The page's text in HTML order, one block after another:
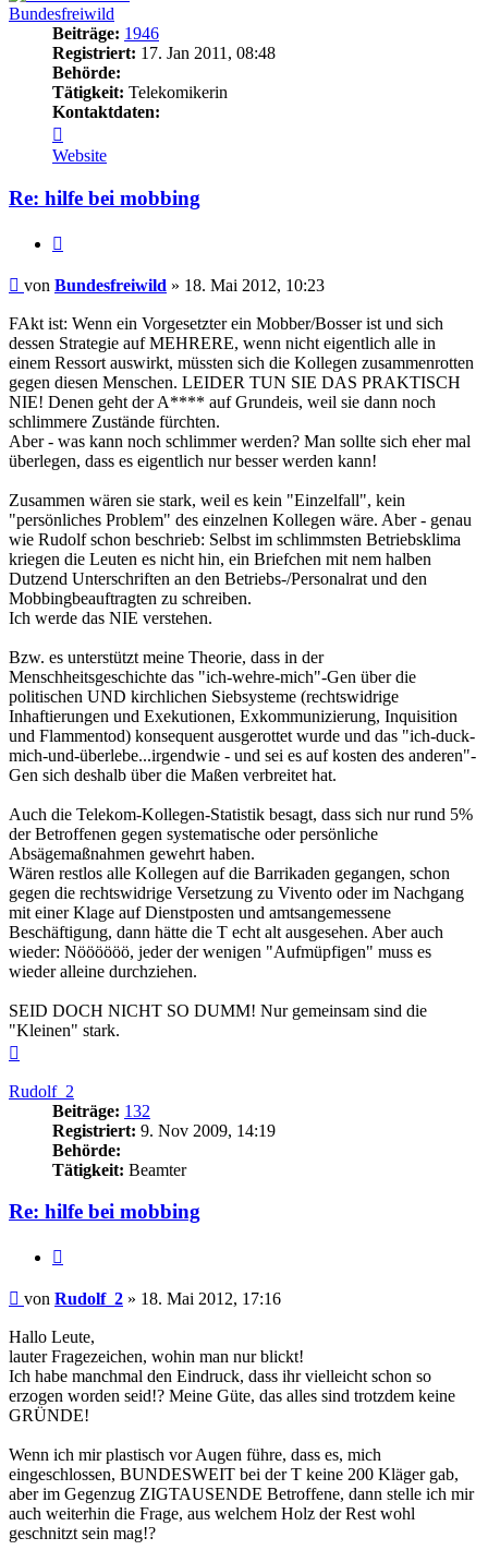
Bundesfreiwild
Beiträge: 1946
Registriert: 17. Jan 2011, 08:48
Behörde:
Tätigkeit: Telekomikerin
Kontaktdaten:
von
Bundesfreiwild
Website
Re: hilfe bei mobbing
Beitrag
von Bundesfreiwild » 18. Mai 2012, 10:23
FAkt ist: Wenn ein Vorgesetzter ein Mobber/Bosser ist und sich
dessen Strategie auf MEHRERE, wenn nicht eigentlich alle in
einem Ressort auswirkt, müssten sich die Kollegen zusammenrotten
gegen diesen Menschen. LEIDER TUN SIE DAS PRAKTISCH
NIE! Denen geht der A**** auf Grundeis, weil sie dann noch
schlimmere Zustände fürchten.
Aber - was kann noch schlimmer werden? Man sollte sich eher mal
überlegen, dass es eigentlich nur besser werden kann!
Zusammen wären sie stark, weil es kein "Einzelfall", kein
"persönliches Problem" des einzelnen Kollegen wäre. Aber - genau
wie Rudolf schon beschrieb: Selbst im schlimmsten Betriebsklima
kriegen die Leuten es nicht hin, ein Briefchen mit nem halben
Dutzend Unterschriften an den Betriebs-/Personalrat und den
Mobbingbeauftragten zu schreiben.
Ich werde das NIE verstehen.
Bzw. es unterstützt meine Theorie, dass in der
Menschheitsgeschichte das "ich-wehre-mich"-Gen über die
politischen UND kirchlichen Siebsysteme (rechtswidrige
Inhaftierungen und Exekutionen, Exkommunizierung, Inquisition
und Flammentod) konsequent ausgerottet wurde und das "ich-duck-
mich-und-überlebe...irgendwie - und sei es auf kosten des anderen"-
Gen sich deshalb über die Maßen verbreitet hat.
Auch die Telekom-Kollegen-Statistik besagt, dass sich nur rund 5%
der Betroffenen gegen systematische oder persönliche
Absägemaßnahmen gewehrt haben.
Wären restlos alle Kollegen auf die Barrikaden gegangen, schon
gegen die rechtswidrige Versetzung zu Vivento oder im Nachgang
mit einer Klage auf Dienstposten und amtsangemessene
Beschäftigung, dann hätte die T echt alt ausgesehen. Aber auch
wieder: Nöööööö, jeder der wenigen "Aufmüpfigen" muss es
wieder alleine durchziehen.
SEID DOCH NICHT SO DUMM! Nur gemeinsam sind die
"Kleinen" stark.
Rudolf_2
Beiträge: 132
Registriert: 9. Nov 2009, 14:19
Behörde:
Tätigkeit: Beamter
Re: hilfe bei mobbing
Beitrag
von Rudolf_2 » 18. Mai 2012, 17:16
Hallo Leute,
lauter Fragezeichen, wohin man nur blickt!
Ich habe manchmal den Eindruck, dass ihr vielleicht schon so
erzogen worden seid!? Meine Güte, das alles sind trotzdem keine
GRÜNDE!
Wenn ich mir plastisch vor Augen führe, dass es, mich
eingeschlossen, BUNDESWEIT bei der T keine 200 Kläger gab,
aber im Gegenzug ZIGTAUSENDE Betroffene, dann stelle ich mir
auch weiterhin die Frage, aus welchem Holz der Rest wohl
geschnitzt sein mag!?